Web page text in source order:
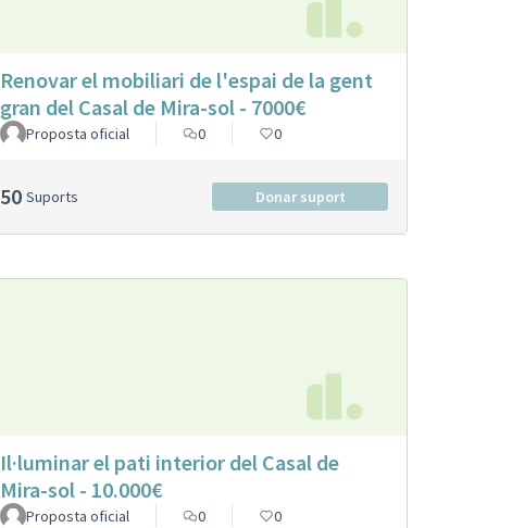
Renovar el mobiliari de l'espai de la gent
gran del Casal de Mira-sol - 7000€
Proposta oficial 0 0
50 Suports Donar suport
Il·luminar el pati interior del Casal de
Mira-sol - 10.000€
Proposta oficial 0 0